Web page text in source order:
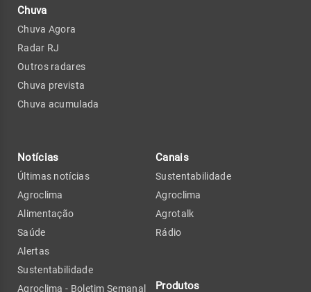
Chuva
Chuva Agora
Radar RJ
Outros radares
Chuva prevista
Chuva acumulada
Notícias
Últimas notícias
Agroclima
Alimentação
Saúde
Alertas
Sustentabilidade
Agroclima - Boletim Semanal
Canais
Sustentabilidade
Agroclima
Agrotalk
Rádio
Produtos